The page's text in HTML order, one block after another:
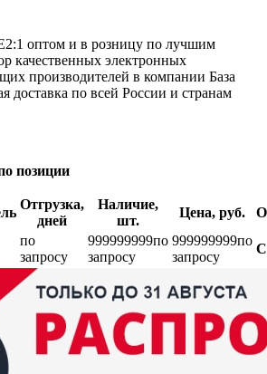
оптом и в розницу по лучшим
качественных электронных
производителей в компании База
доставка по всей России и странам
позиции
Отгрузка,
дней
Наличие,
шт.
Цена, руб.
по
запросу
999999999по
запросу
999999999по
запросу